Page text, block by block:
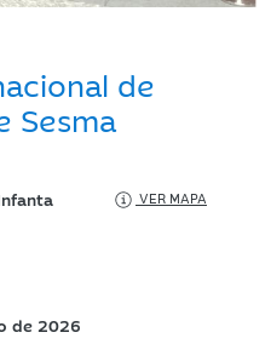
de
Sesma
VER MAPA
de 2026